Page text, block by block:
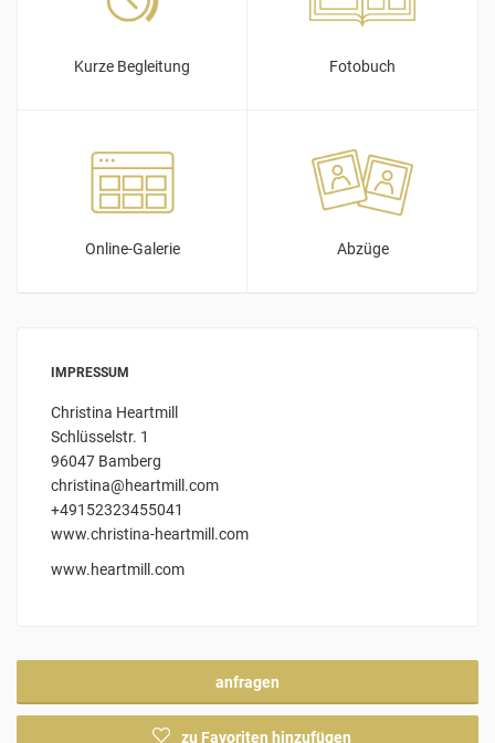
Kurze Begleitung Fotobuch
Online-Galerie Abzüge
IMPRESSUM
Christina Heartmill
Schlüsselstr. 1
96047 Bamberg
christina@heartmill.com
+49152323455041
www.christina-heartmill.com
www.heartmill.com
anfragen
zu Favoriten hinzufügen